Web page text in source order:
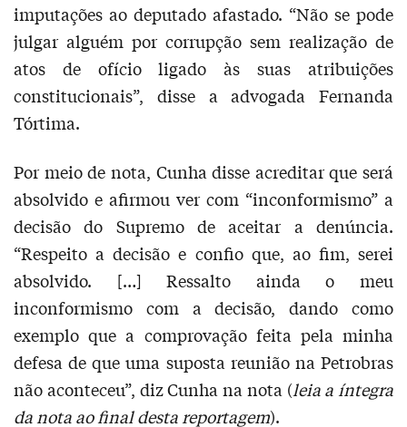
imputações ao deputado afastado. “Não se pode
julgar alguém por corrupção sem realização de
atos de ofício ligado às suas atribuições
constitucionais”, disse a advogada Fernanda
Tórtima.
Por meio de nota, Cunha disse acreditar que será
absolvido e afirmou ver com “inconformismo” a
decisão do Supremo de aceitar a denúncia.
“Respeito a decisão e confio que, ao fim, serei
absolvido. […] Ressalto ainda o meu
inconformismo com a decisão, dando como
exemplo que a comprovação feita pela minha
defesa de que uma suposta reunião na Petrobras
não aconteceu”, diz Cunha na nota (leia a íntegra
da nota ao final desta reportagem).